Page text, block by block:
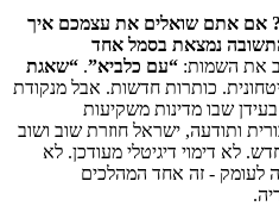
אם אתם שואלים את עצמכם איך
נמצאת בסמל אחד
את השמות: “עם כלביא”
.
“שאגת
כותרות חדשות. אבל מנקודת
שבו מדינות משקיעות
ותודעה, ישראל חוזרת שוב ושוב
לא דימוי דיגיטלי מעודכן. לא
לעומק - זה אחד המהלכים